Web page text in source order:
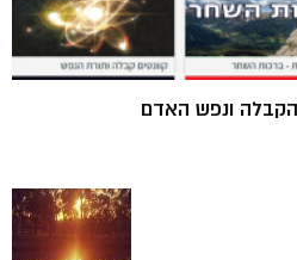
הקבלה ונפש האדם